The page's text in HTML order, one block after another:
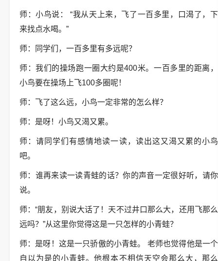
师：小鸟说： “我从天上来，飞了一百多里，口渴了，下
来找点水喝。”
师：同学们，一百多里有多远呢？
师：我们的操场跑一圈大约是400米。一百多里的距离，
小鸟要在操场上飞100多圈呢！
师：飞了这么远，小鸟一定非常的怎么样？
师：是呀！小鸟又渴又累。
师：请同学们有感情地读一读，读出这又渴又累的小鸟
吧。
师：谁再来读一读青蛙的话？你的声音一定很好听，请你
说。
师：“朋友，别说大话了！天不过井口那么大，还用飞那么
远吗？”从这里你觉得这是一只怎样的小青蛙？
师：是呀！这是一只骄傲的小青蛙。 老师也觉得他是一个
自以为是的小青蛙。他根本不相信天空会那么大，那么